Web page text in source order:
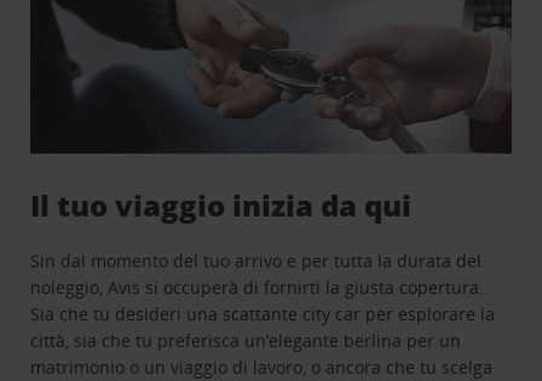
Il tuo viaggio inizia da qui
Sin dal momento del tuo arrivo e per tutta la durata del
noleggio, Avis si occuperà di fornirti la giusta copertura.
Sia che tu desideri una scattante city car per esplorare la
città, sia che tu preferisca un’elegante berlina per un
matrimonio o un viaggio di lavoro, o ancora che tu scelga